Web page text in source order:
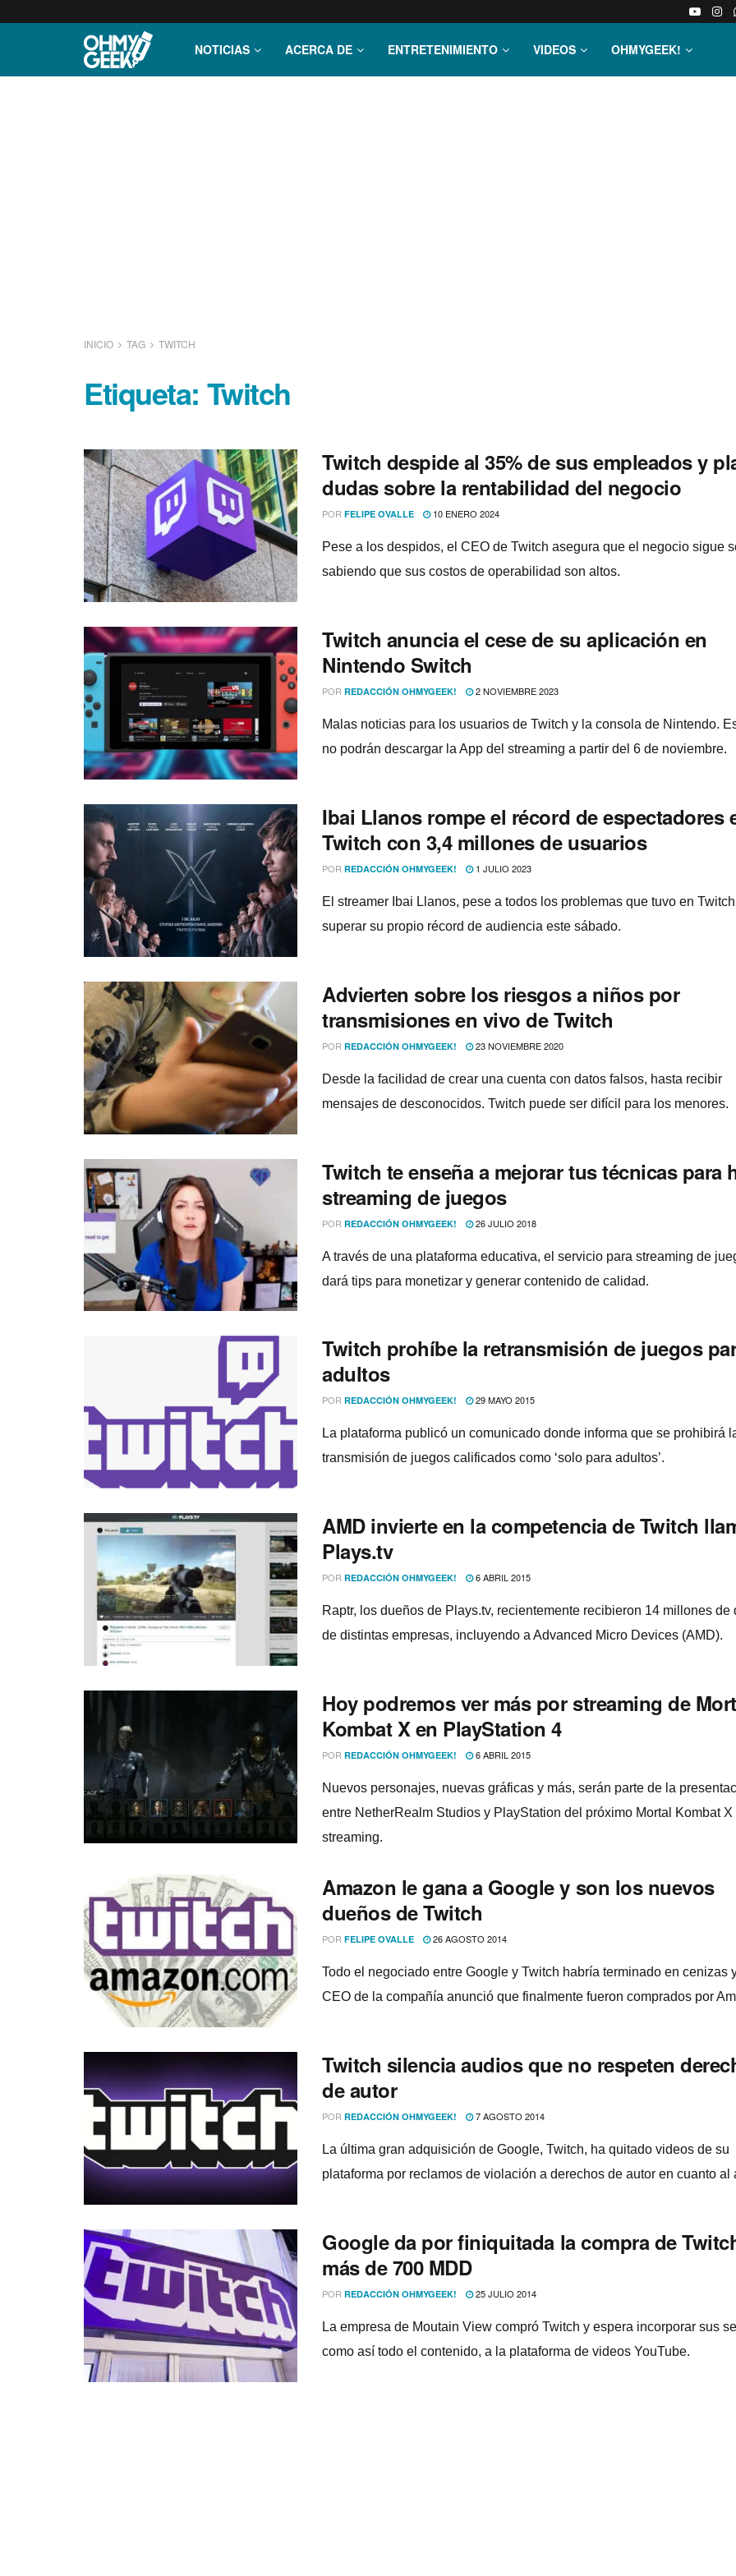
NOTICIAS ACERCA DE ENTRETENIMIENTO VIDEOS OHMYGEEK!
INICIO TAG TWITCH
Etiqueta: Twitch
Twitch despide al 35% de sus empleados y
dudas sobre la rentabilidad del negocio
POR FELIPE OVALLE 10 ENERO 2024
Pese a los despidos, el CEO de Twitch asegura que el negocio sigue
sabiendo que sus costos de operabilidad son altos.
Twitch anuncia el cese de su aplicación en
Nintendo Switch
POR REDACCIÓN OHMYGEEK! 2 NOVIEMBRE 2023
Malas noticias para los usuarios de Twitch y la consola de Nintendo.
no podrán descargar la App del streaming a partir del 6 de noviembre.
Ibai Llanos rompe el récord de espectadores
Twitch con 3,4 millones de usuarios
POR REDACCIÓN OHMYGEEK! 1 JULIO 2023
El streamer Ibai Llanos, pese a todos los problemas que tuvo en
superar su propio récord de audiencia este sábado.
Advierten sobre los riesgos a niños por
transmisiones en vivo de Twitch
POR REDACCIÓN OHMYGEEK! 23 NOVIEMBRE 2020
Desde la facilidad de crear una cuenta con datos falsos, hasta recibir
mensajes de desconocidos. Twitch puede ser difí­cil para los menores.
Twitch te enseña a mejorar tus técnicas para
streaming de juegos
POR REDACCIÓN OHMYGEEK! 26 JULIO 2018
A través de una plataforma educativa, el servicio para streaming de
dará tips para monetizar y generar contenido de calidad.
Twitch prohí­be la retransmisión de juegos
adultos
POR REDACCIÓN OHMYGEEK! 29 MAYO 2015
La plataforma publicó un comunicado donde informa que se prohibirá
transmisión de juegos calificados como ‘solo para adultos’.
AMD invierte en la competencia de Twitch
Plays.tv
POR REDACCIÓN OHMYGEEK! 6 ABRIL 2015
Raptr, los dueños de Plays.tv, recientemente recibieron 14 millones de
de distintas empresas, incluyendo a Advanced Micro Devices (AMD).
Hoy podremos ver más por streaming de
Kombat X en PlayStation 4
POR REDACCIÓN OHMYGEEK! 6 ABRIL 2015
Nuevos personajes, nuevas gráficas y más, serán parte de la
entre NetherRealm Studios y PlayStation del próximo Mortal Kombat X
streaming.
Amazon le gana a Google y son los nuevos
dueños de Twitch
POR FELIPE OVALLE 26 AGOSTO 2014
Todo el negociado entre Google y Twitch habrí­a terminado en cenizas
CEO de la compañí­a anunció que finalmente fueron comprados por
Twitch silencia audios que no respeten
de autor
POR REDACCIÓN OHMYGEEK! 7 AGOSTO 2014
La última gran adquisición de Google, Twitch, ha quitado videos de su
plataforma por reclamos de violación a derechos de autor en cuanto al
Google da por finiquitada la compra de
más de 700 MDD
POR REDACCIÓN OHMYGEEK! 25 JULIO 2014
La empresa de Moutain View compró Twitch y espera incorporar sus
como así­ todo el contenido, a la plataforma de videos YouTube.